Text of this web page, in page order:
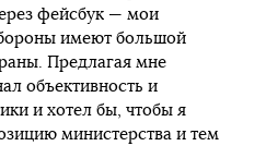
фейсбук — мои
имеют большой
Предлагая мне
объективность и
и хотел бы, чтобы я
министерства и тем